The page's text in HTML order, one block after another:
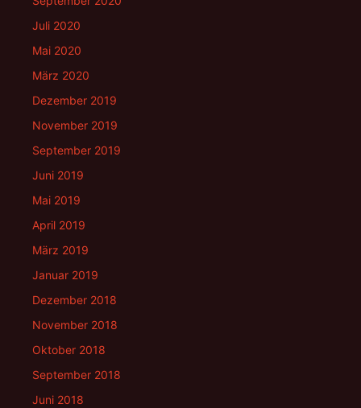
Juli 2020
Mai 2020
März 2020
Dezember 2019
November 2019
September 2019
Juni 2019
Mai 2019
April 2019
März 2019
Januar 2019
Dezember 2018
November 2018
Oktober 2018
September 2018
Juni 2018